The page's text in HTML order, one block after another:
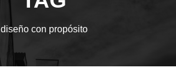
diseño con propósito